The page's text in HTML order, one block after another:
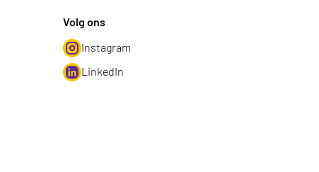
Volg ons
Instagram
LinkedIn